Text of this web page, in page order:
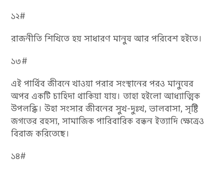
১২#
রাজনীতি শিখিতে হয় সাধারণ মানুষ আর পরিবেশ হইতে।
১৩#
এই পার্থিব জীবনে খাওয়া পরার সংস্থানের পরও মানুষের
অপর একটি চাহিদা থাকিয়া যায়। তাহা হইলো আধ্যাত্মিক
উপলব্ধি। উহা সংসার জীবনের সুখ-দুঃখ, ভালবাসা, সৃষ্টি
জগতের রহস্য, সামাজিক পারিবারিক বন্ধন ইত্যাদি ক্ষেত্রেও
বিরাজ করিতেছে।
১৪#